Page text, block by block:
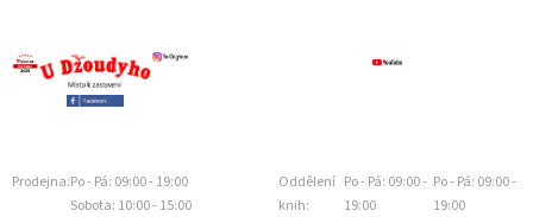
Prodejna:Po - Pá: 09:00 - 19:00
Sobota: 10:00 - 15:00
Oddělení
knih:
Po - Pá: 09:00 -
19:00
Po - Pá: 09:00 -
19:00